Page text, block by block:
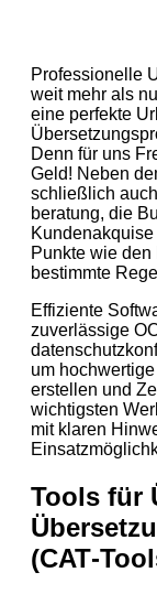
Professionelle
weit mehr als
eine perfekte
Denn für uns
Geld! Neben
schließlich
beratung, die
Punkte wie
bestimmte
Effiziente
zuverlässige
um
erstellen und
wichtigsten
mit klaren
Tools für